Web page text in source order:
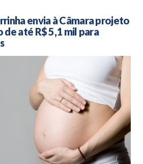
envia à Câmara projeto
até R$ 5,1 mil para